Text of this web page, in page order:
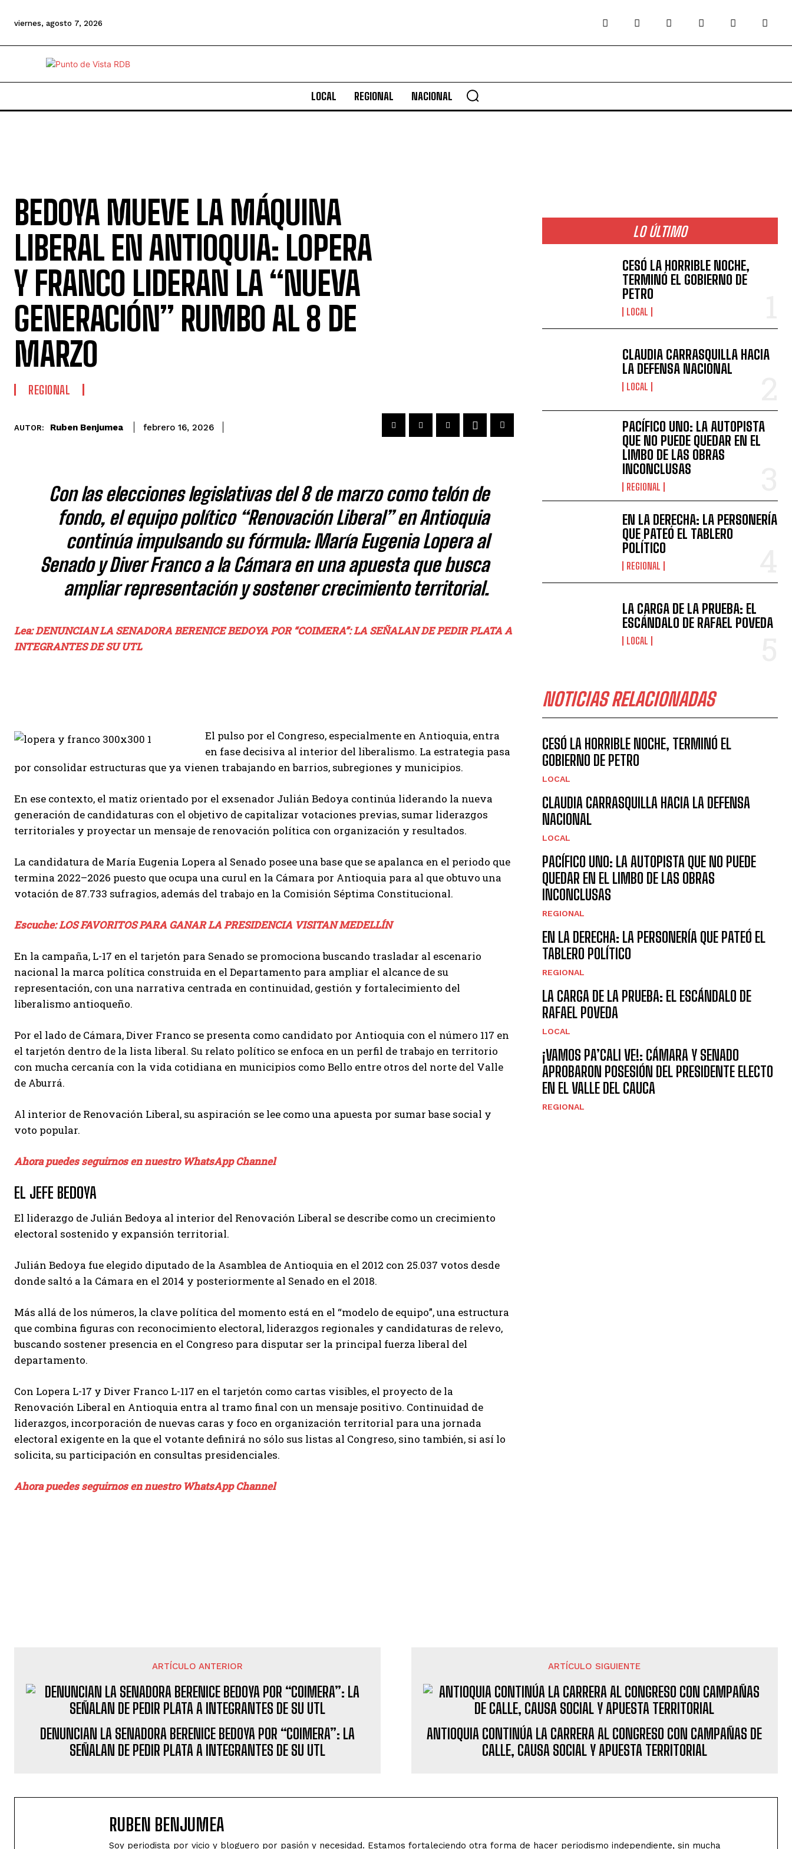
viernes, agosto 7, 2026
LOCAL REGIONAL NACIONAL
BEDOYA MUEVE LA MÁQUINA
LIBERAL EN ANTIOQUIA: LOPERA
Y FRANCO LIDERAN LA “NUEVA
GENERACIÓN” RUMBO AL 8 DE
MARZO
REGIONAL
AUTOR: Ruben Benjumea febrero 16, 2026
Con las elecciones legislativas del 8 de marzo como telón de
fondo, el equipo político “Renovación Liberal” en Antioquia
continúa impulsando su fórmula: María Eugenia Lopera al
Senado y Diver Franco a la Cámara en una apuesta que busca
ampliar representación y sostener crecimiento territorial.
Lea: DENUNCIAN LA SENADORA BERENICE BEDOYA POR “COIMERA”: LA SEÑALAN DE PEDIR PLATA A
INTEGRANTES DE SU UTL
El pulso por el Congreso, especialmente en Antioquia, entra
en fase decisiva al interior del liberalismo. La estrategia pasa
por consolidar estructuras que ya vienen trabajando en barrios, subregiones y municipios.
En ese contexto, el matiz orientado por el exsenador Julián Bedoya continúa liderando la nueva
generación de candidaturas con el objetivo de capitalizar votaciones previas, sumar liderazgos
territoriales y proyectar un mensaje de renovación política con organización y resultados.
La candidatura de María Eugenia Lopera al Senado posee una base que se apalanca en el periodo que
termina 2022–2026 puesto que ocupa una curul en la Cámara por Antioquia para al que obtuvo una
votación de 87.733 sufragios, además del trabajo en la Comisión Séptima Constitucional.
Escuche: LOS FAVORITOS PARA GANAR LA PRESIDENCIA VISITAN MEDELLÍN
En la campaña, L-17 en el tarjetón para Senado se promociona buscando trasladar al escenario
nacional la marca política construida en el Departamento para ampliar el alcance de su
representación, con una narrativa centrada en continuidad, gestión y fortalecimiento del
liberalismo antioqueño.
Por el lado de Cámara, Diver Franco se presenta como candidato por Antioquia con el número 117 en
el tarjetón dentro de la lista liberal. Su relato político se enfoca en un perfil de trabajo en territorio
con mucha cercanía con la vida cotidiana en municipios como Bello entre otros del norte del Valle
de Aburrá.
Al interior de Renovación Liberal, su aspiración se lee como una apuesta por sumar base social y
voto popular.
Ahora puedes seguirnos en nuestro WhatsApp Channel
EL JEFE BEDOYA
El liderazgo de Julián Bedoya al interior del Renovación Liberal se describe como un crecimiento
electoral sostenido y expansión territorial.
Julián Bedoya fue elegido diputado de la Asamblea de Antioquia en el 2012 con 25.037 votos desde
donde saltó a la Cámara en el 2014 y posteriormente al Senado en el 2018.
Más allá de los números, la clave política del momento está en el “modelo de equipo”, una estructura
que combina figuras con reconocimiento electoral, liderazgos regionales y candidaturas de relevo,
buscando sostener presencia en el Congreso para disputar ser la principal fuerza liberal del
departamento.
Con Lopera L-17 y Diver Franco L-117 en el tarjetón como cartas visibles, el proyecto de la
Renovación Liberal en Antioquia entra al tramo final con un mensaje positivo. Continuidad de
liderazgos, incorporación de nuevas caras y foco en organización territorial para una jornada
electoral exigente en la que el votante definirá no sólo sus listas al Congreso, sino también, si así lo
solicita, su participación en consultas presidenciales.
Ahora puedes seguirnos en nuestro WhatsApp Channel
LO ÚLTIMO
CESÓ LA HORRIBLE NOCHE,
TERMINÓ EL GOBIERNO DE
PETRO
LOCAL
CLAUDIA CARRASQUILLA HACIA
LA DEFENSA NACIONAL
LOCAL
PACÍFICO UNO: LA AUTOPISTA
QUE NO PUEDE QUEDAR EN EL
LIMBO DE LAS OBRAS
INCONCLUSAS
REGIONAL
EN LA DERECHA: LA PERSONERÍA
QUE PATEÓ EL TABLERO
POLÍTICO
REGIONAL
LA CARGA DE LA PRUEBA: EL
ESCÁNDALO DE RAFAEL POVEDA
LOCAL
NOTICIAS RELACIONADAS
CESÓ LA HORRIBLE NOCHE, TERMINÓ EL
GOBIERNO DE PETRO
LOCAL
CLAUDIA CARRASQUILLA HACIA LA DEFENSA
NACIONAL
LOCAL
PACÍFICO UNO: LA AUTOPISTA QUE NO PUEDE
QUEDAR EN EL LIMBO DE LAS OBRAS
INCONCLUSAS
REGIONAL
EN LA DERECHA: LA PERSONERÍA QUE PATEÓ EL
TABLERO POLÍTICO
REGIONAL
LA CARGA DE LA PRUEBA: EL ESCÁNDALO DE
RAFAEL POVEDA
LOCAL
¡VAMOS PA’CALI VE!: CÁMARA Y SENADO
APROBARON POSESIÓN DEL PRESIDENTE ELECTO
EN EL VALLE DEL CAUCA
REGIONAL
ARTÍCULO ANTERIOR
DENUNCIAN LA SENADORA BERENICE BEDOYA POR “COIMERA”: LA
SEÑALAN DE PEDIR PLATA A INTEGRANTES DE SU UTL
ARTÍCULO SIGUIENTE
ANTIOQUIA CONTINÚA LA CARRERA AL CONGRESO CON CAMPAÑAS DE
CALLE, CAUSA SOCIAL Y APUESTA TERRITORIAL
RUBEN BENJUMEA
Soy periodista por vicio y bloguero por pasión y necesidad. Estamos fortaleciendo otra forma de hacer periodismo independiente, sin mucha